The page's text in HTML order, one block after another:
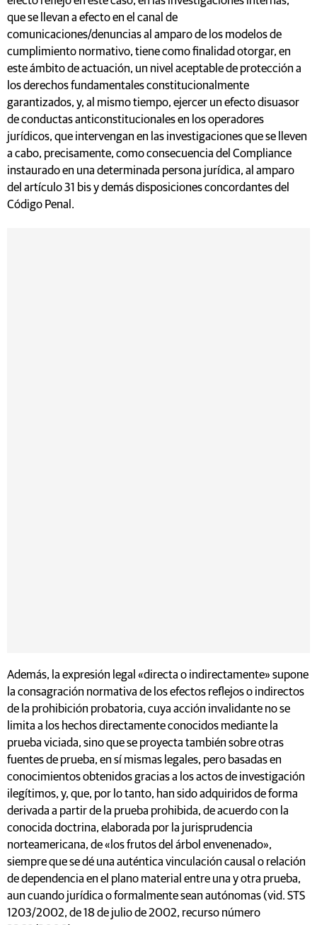
que se llevan a efecto en el canal de
comunicaciones/denuncias al amparo de los modelos de
cumplimiento normativo, tiene como finalidad otorgar, en
este ámbito de actuación, un nivel aceptable de protección a
los derechos fundamentales constitucionalmente
garantizados, y, al mismo tiempo, ejercer un efecto disuasor
de conductas anticonstitucionales en los operadores
jurídicos, que intervengan en las investigaciones que se lleven
a cabo, precisamente, como consecuencia del Compliance
instaurado en una determinada persona jurídica, al amparo
del artículo 31 bis y demás disposiciones concordantes del
Código Penal.
Además, la expresión legal «directa o indirectamente» supone
la consagración normativa de los efectos reflejos o indirectos
de la prohibición probatoria, cuya acción invalidante no se
limita a los hechos directamente conocidos mediante la
prueba viciada, sino que se proyecta también sobre otras
fuentes de prueba, en sí mismas legales, pero basadas en
conocimientos obtenidos gracias a los actos de investigación
ilegítimos, y, que, por lo tanto, han sido adquiridos de forma
derivada a partir de la prueba prohibida, de acuerdo con la
conocida doctrina, elaborada por la jurisprudencia
norteamericana, de «los frutos del árbol envenenado»,
siempre que se dé una auténtica vinculación causal o relación
de dependencia en el plano material entre una y otra prueba,
aun cuando jurídica o formalmente sean autónomas (vid. STS
1203/2002, de 18 de julio de 2002, recurso número